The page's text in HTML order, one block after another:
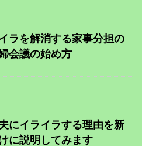
ラを解消する家事分担の
会議の始め方
にイライラする理由を新
に説明してみます